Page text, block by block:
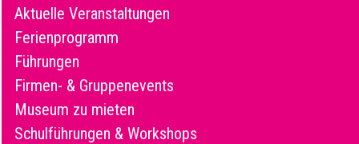
Aktuelle Veranstaltungen
Ferienprogramm
Führungen
Firmen- & Gruppenevents
Museum zu mieten
Schulführungen & Workshops